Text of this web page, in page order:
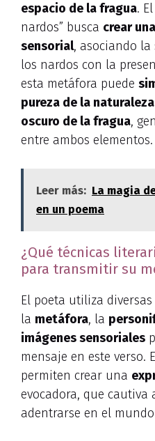
espacio de la fragua.
nardos” busca crear
sensorial, asociando la
los nardos con la
esta metáfora puede
pureza de la
oscuro de la fragua,
entre ambos elementos.
Leer más: La magia
en un poema
¿Qué técnicas
para transmitir su
El poeta utiliza diversas
la metáfora, la
imágenes sensoriales
mensaje en este verso.
permiten crear una
evocadora, que cautiva
adentrarse en el